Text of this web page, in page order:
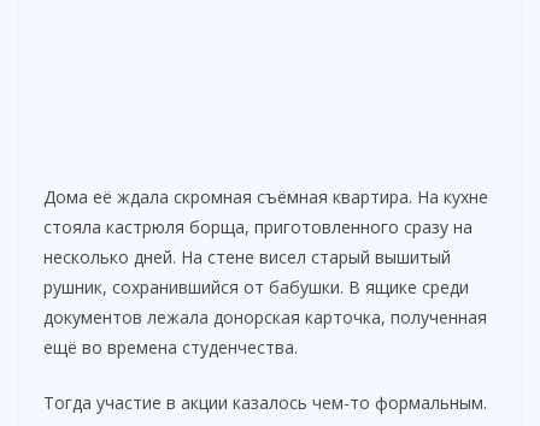
Дома её ждала скромная съёмная квартира. На кухне
стояла кастрюля борща, приготовленного сразу на
несколько дней. На стене висел старый вышитый
рушник, сохранившийся от бабушки. В ящике среди
документов лежала донорская карточка, полученная
ещё во времена студенчества.
Тогда участие в акции казалось чем-то формальным.